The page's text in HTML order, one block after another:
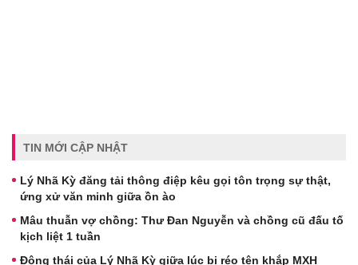
TIN MỚI CẬP NHẬT
Lý Nhã Kỳ đăng tải thông điệp kêu gọi tôn trọng sự thật,
ứng xử văn minh giữa ồn ào
Mâu thuẫn vợ chồng: Thư Đan Nguyễn và chồng cũ đấu tố
kịch liệt 1 tuần
Động thái của Lý Nhã Kỳ giữa lúc bị réo tên khắp MXH